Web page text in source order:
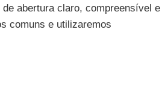
abertura claro, compreensível e
comuns e utilizaremos